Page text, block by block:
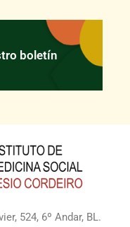
boletín
524, 6º Andar, BL.